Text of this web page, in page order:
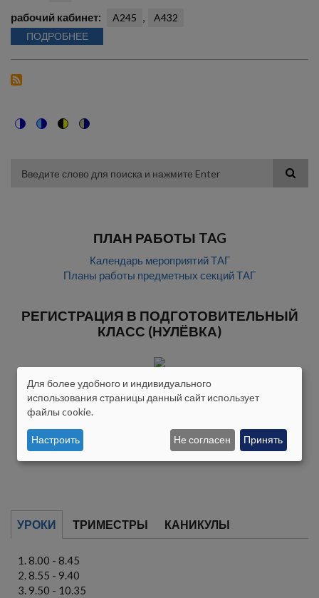
рабочий кабинет A245
A432
ПОДРОБНЕЕ
themethemevisibility
theme
Поиск
ПЛАН РАБОТЫ TAG
Календарь мероприятий ТАГ
Планы работы предметных секций ТАГ
РЕГИСТРАЦИЯ В ПОДГОТОВИТЕЛЬНЫЙ
КЛАСС (НУЛЁВКА)
АРЕНДА ПОМЕЩЕНИЙ
УРОКИ ТРИМЕСТРЫ КАНИКУЛЫ
8.00 - 8.45
8.55 - 9.40
9.50 - 10.35
ISIKUANDMETE
JA
KÜPSISTE
KASUTAMINE
Для более удобного и индивидуального
использования страницы данный сайт использует
файлы cookie.
Настроить Не согласен Принять